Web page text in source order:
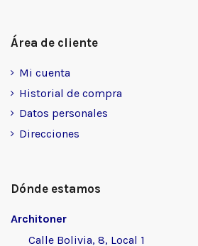
Área de cliente
Mi cuenta
Historial de compra
Datos personales
Direcciones
Dónde estamos
Architoner
Calle Bolivia, 8, Local 1